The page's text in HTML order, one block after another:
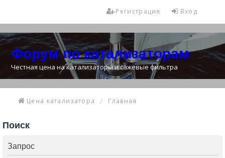
Вход
Регистрация
Форум по катализаторам
Честная цена на катализаторы и сажевые фильтра
Цена катализатора Главная
Поиск
Запрос